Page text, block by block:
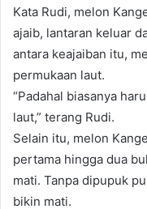
Kata Rudi, melon
ajaib, lantaran keluar
antara keajaiban itu,
permukaan laut.
“Padahal biasanya
laut,” terang Rudi.
Selain itu, melon
pertama hingga dua
mati. Tanpa dipupuk
bikin mati.